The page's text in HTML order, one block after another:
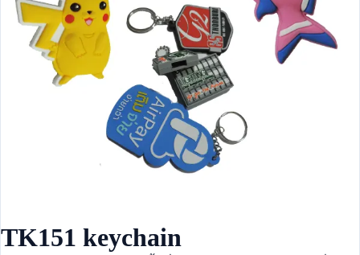
TK151 keychain